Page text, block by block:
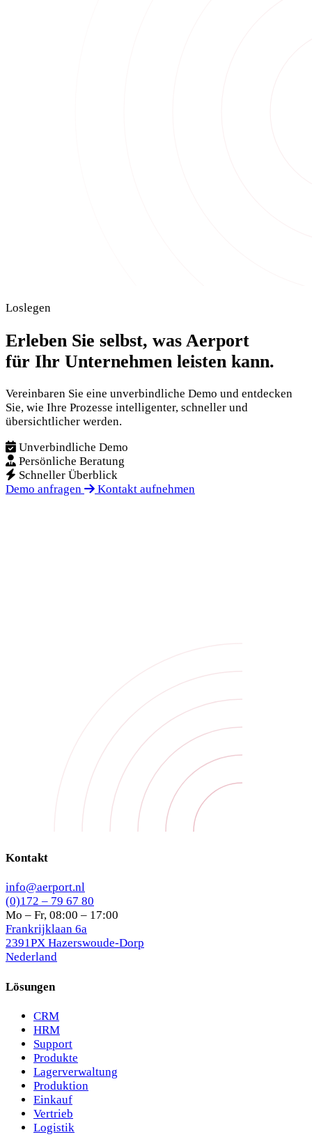
Loslegen
Erleben Sie selbst, was Aerport
für Ihr Unternehmen leisten kann.
Vereinbaren Sie eine unverbindliche Demo und entdecken
Sie, wie Ihre Prozesse intelligenter, schneller und
übersichtlicher werden.
Unverbindliche Demo
Persönliche Beratung
Schneller Überblick
Demo anfragen
Kontakt aufnehmen
Kontakt
info@aerport.nl
(0)172 – 79 67 80
Mo – Fr, 08:00 – 17:00
Frankrijklaan 6a
2391PX Hazerswoude-Dorp
Nederland
Lösungen
CRM
HRM
Support
Produkte
Lagerverwaltung
Produktion
Einkauf
Vertrieb
Logistik